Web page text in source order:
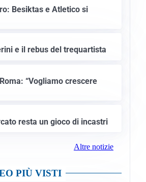
Besiktas e Atletico si
e il rebus del trequartista
“Vogliamo crescere
resta un gioco di incastri
Altre notizie
PIÙ VISTI